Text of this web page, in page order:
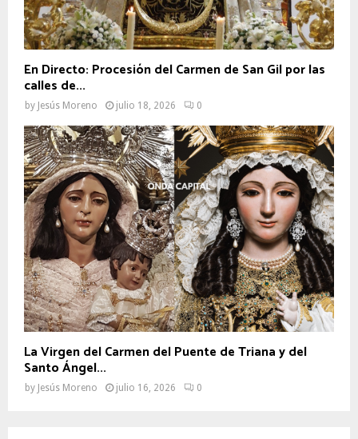
En Directo: Procesión del Carmen de San Gil por las
calles de...
by Jesús Moreno julio 18, 2026 0
La Virgen del Carmen del Puente de Triana y del
Santo Ángel...
by Jesús Moreno julio 16, 2026 0